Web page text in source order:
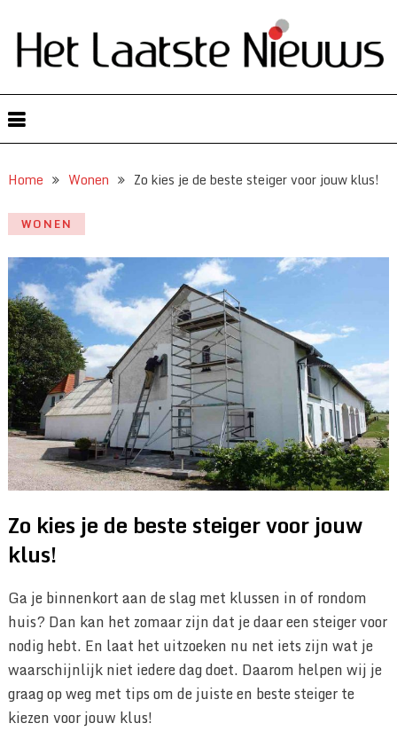
Home Wonen Zo kies je de beste steiger voor jouw klus!
WONEN
Zo kies je de beste steiger voor jouw
klus!
Ga je binnenkort aan de slag met klussen in of rondom
huis? Dan kan het zomaar zijn dat je daar een steiger voor
nodig hebt. En laat het uitzoeken nu net iets zijn wat je
waarschijnlijk niet iedere dag doet. Daarom helpen wij je
graag op weg met tips om de juiste en beste steiger te
kiezen voor jouw klus!